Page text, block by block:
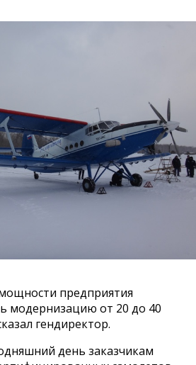
предприятия
модернизацию от 20 до 40
гендиректор.
день заказчикам